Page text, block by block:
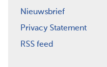
Nieuwsbrief
Privacy Statement
RSS feed